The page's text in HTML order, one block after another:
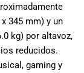
x 345 mm) y un
kg) por altavoz,
reducidos.
gaming y